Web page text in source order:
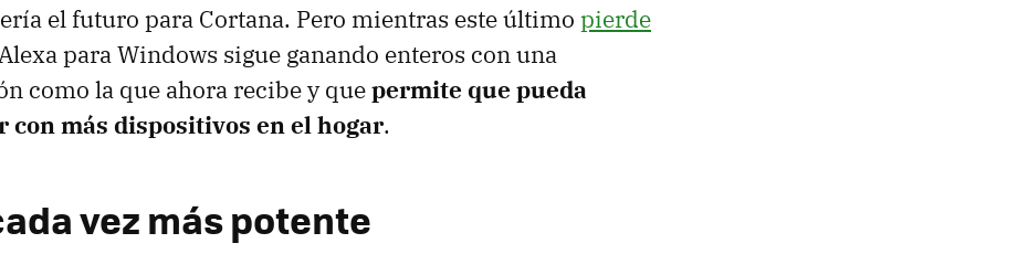
el futuro para Cortana. Pero mientras este último pierde
para Windows sigue ganando enteros con una
como la que ahora recibe y quepermite que pueda
más dispositivos en el hogar.
vez más potente